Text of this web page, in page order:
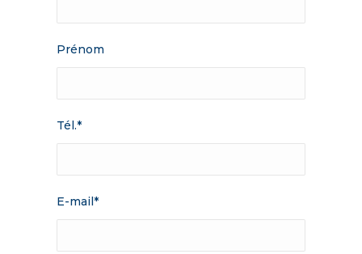
Prénom
Tél.*
E-mail*